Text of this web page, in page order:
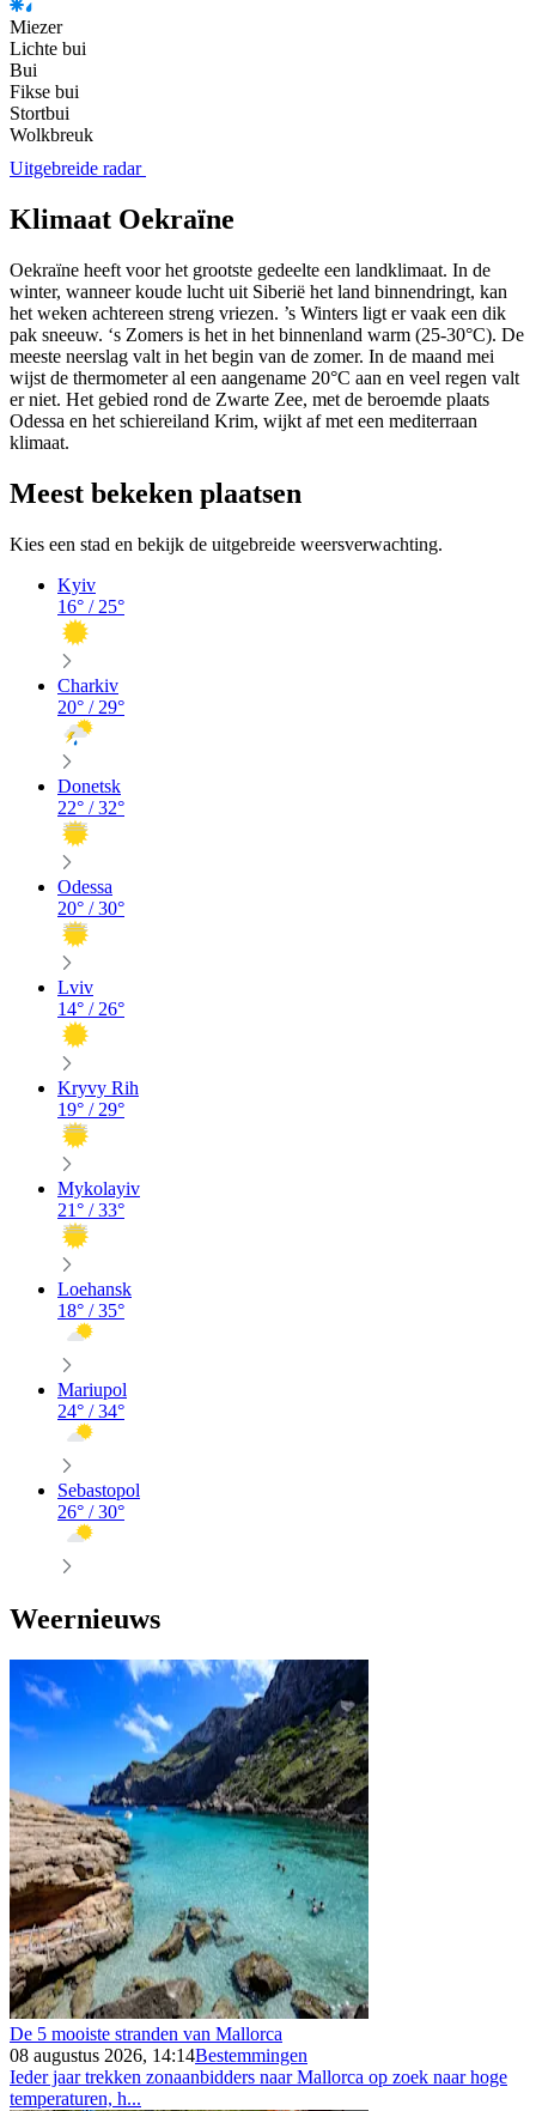
Miezer
Lichte bui
Bui
Fikse bui
Stortbui
Wolkbreuk
Uitgebreide radar
Klimaat Oekraïne
Oekraïne heeft voor het grootste gedeelte een landklimaat. In de
winter, wanneer koude lucht uit Siberië het land binnendringt, kan
het weken achtereen streng vriezen. ’s Winters ligt er vaak een dik
pak sneeuw. ‘s Zomers is het in het binnenland warm (25-30°C). De
meeste neerslag valt in het begin van de zomer. In de maand mei
wijst de thermometer al een aangename 20°C aan en veel regen valt
er niet. Het gebied rond de Zwarte Zee, met de beroemde plaats
Odessa en het schiereiland Krim, wijkt af met een mediterraan
klimaat.
Meest bekeken plaatsen
Kies een stad en bekijk de uitgebreide weersverwachting.
Kyiv
16° / 25°
Charkiv
20° / 29°
Donetsk
22° /32°
Odessa
20° /30°
Lviv
14° / 26°
Kryvy Rih
19° / 29°
Mykolayiv
21° /33°
Loehansk
18° /35°
Mariupol
24° /34°
Sebastopol
26° /30°
Weernieuws
De 5 mooiste stranden van Mallorca
08 augustus 2026, 14:14Bestemmingen
Ieder jaar trekken zonaanbidders naar Mallorca op zoek naar hoge
temperaturen, h...